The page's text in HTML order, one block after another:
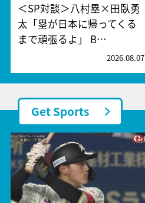
＜SP対談＞八村塁×田臥勇
太「塁が日本に帰ってくる
まで頑張るよ」 B…
2026.08.07
Get Sports